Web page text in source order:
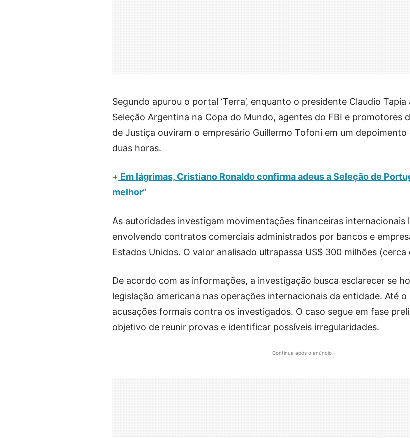
Segundo apurou o portal ‘Terra’, enquanto o presidente Claudio
Seleção Argentina na Copa do Mundo, agentes do FBI e promotores
de Justiça ouviram o empresário Guillermo Tofoni em um depoimento
duas horas.
+ Em lágrimas, Cristiano Ronaldo confirma adeus a Seleção de
melhor”
As autoridades investigam movimentações financeiras internacionais
envolvendo contratos comerciais administrados por bancos e
Estados Unidos. O valor analisado ultrapassa US$ 300 milhões (cerca
De acordo com as informações, a investigação busca esclarecer se
legislação americana nas operações internacionais da entidade. Até
acusações formais contra os investigados. O caso segue em fase
objetivo de reunir provas e identificar possíveis irregularidades.
- Continua após o anúncio -